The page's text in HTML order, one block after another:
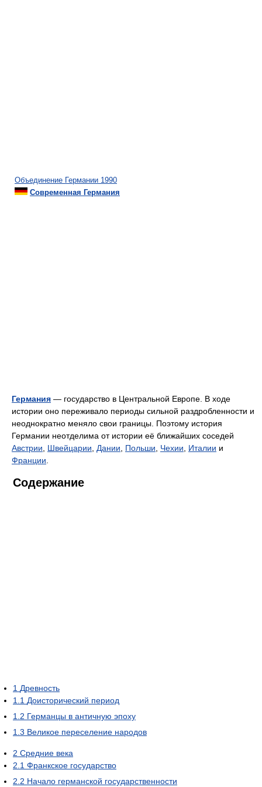
Объединение Германии 1990
Современная Германия
Германия — государство в Центральной Европе. В ходе
истории оно переживало периоды сильной раздробленности и
неоднократно меняло свои границы. Поэтому история
Германии неотделима от истории её ближайших соседей
Австрии
Швейцарии Дании Польши Чехии Италии и
Франции
Содержание
1 Древность
1.1 Доисторический период
1.2 Германцы в античную эпоху
1.3 Великое переселение народов
2 Средние века
2.1 Франкское государство
2.2 Начало германской государственности